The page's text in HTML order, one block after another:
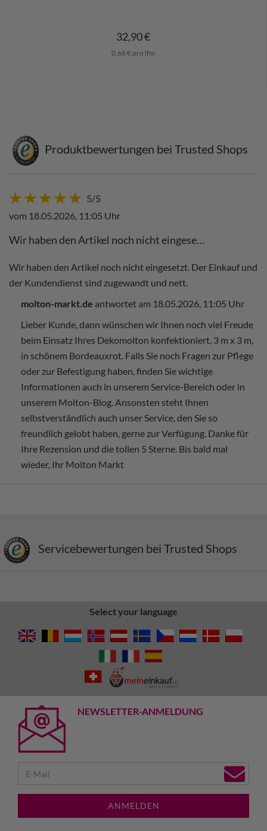
32,90 €
0,66 € pro lfm
Produktbewertungen bei Trusted Shops
5/5
vom 18.05.2026, 11:05 Uhr
Wir haben den Artikel noch nicht eingese…
Wir haben den Artikel noch nicht eingesetzt. Der Einkauf und
der Kundendienst sind zugewandt und nett.
molton-markt.de antwortet am 18.05.2026, 11:05 Uhr
Lieber Kunde, dann wünschen wir Ihnen noch viel Freude
beim Einsatz Ihres Dekomolton konfektioniert, 3 m x 3 m,
in schönem Bordeauxrot. Falls Sie noch Fragen zur Pflege
oder zur Befestigung haben, finden Sie wichtige
Informationen auch in unserem Service-Bereich oder in
unserem Molton-Blog. Ansonsten steht Ihnen
selbstverständlich auch unser Service, den Sie so
freundlich gelobt haben, gerne zur Verfügung. Danke für
Ihre Rezension und die tollen 5 Sterne. Bis bald mal
wieder, Ihr Molton Markt
Servicebewertungen bei Trusted Shops
Select your language
NEWSLETTER-ANMELDUNG
ANMELDEN